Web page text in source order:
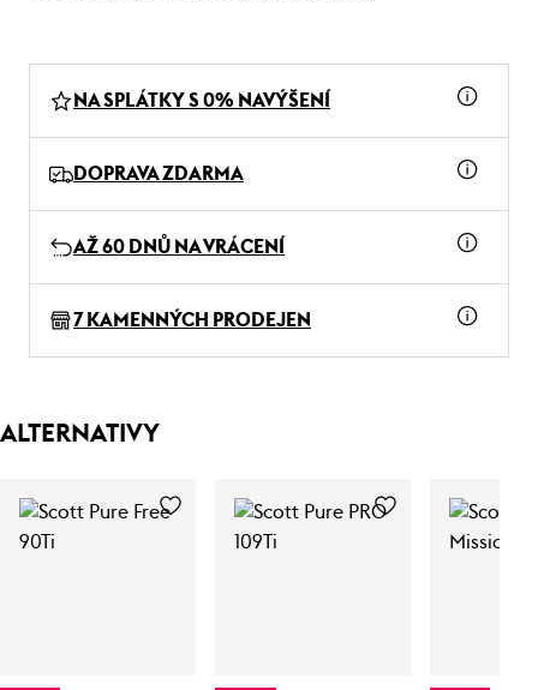
NA SPLÁTKY S 0% NAVÝŠENÍ
DOPRAVA ZDARMA
AŽ 60 DNŮ NA VRÁCENÍ
7 KAMENNÝCH PRODEJEN
ALTERNATIVY